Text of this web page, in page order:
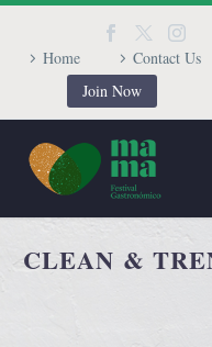
Home Contact Us
Join Now
CLEAN &